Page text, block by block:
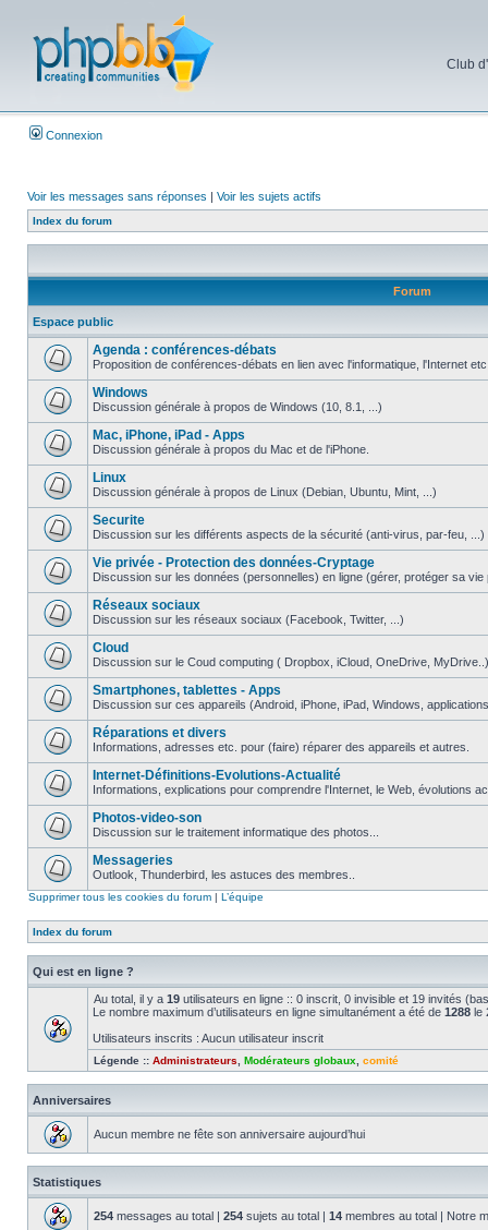
Club
Connexion
Voir les messages sans réponses | Voir les sujets actifs
Index du forum
Forum
Espace public
Agenda : conférences-débats
Proposition de conférences-débats en lien avec l'informatique, l'Internet
Windows
Discussion générale à propos de Windows (10, 8.1, ...)
Mac, iPhone, iPad - Apps
Discussion générale à propos du Mac et de l'iPhone.
Linux
Discussion générale à propos de Linux (Debian, Ubuntu, Mint, ...)
Securite
Discussion sur les différents aspects de la sécurité (anti-virus, par-feu, ...)
Vie privée - Protection des données-Cryptage
Discussion sur les données (personnelles) en ligne (gérer, protéger sa
Réseaux sociaux
Discussion sur les réseaux sociaux (Facebook, Twitter, ...)
Cloud
Discussion sur le Coud computing ( Dropbox, iCloud, OneDrive, MyDrive..)
Smartphones, tablettes - Apps
Discussion sur ces appareils (Android, iPhone, iPad, Windows,
Réparations et divers
Informations, adresses etc. pour (faire) réparer des appareils et autres.
Internet-Définitions-Evolutions-Actualité
Informations, explications pour comprendre l'Internet, le Web, évolutions
Photos-video-son
Discussion sur le traitement informatique des photos...
Messageries
Outlook, Thunderbird, les astuces des membres..
Supprimer tous les cookies du forum | L’équipe
Index du forum
Qui est en ligne ?
Au total, il y a 19 utilisateurs en ligne :: 0 inscrit, 0 invisible et 19 invités
Le nombre maximum d’utilisateurs en ligne simultanément a été de 1288 le
Utilisateurs inscrits : Aucun utilisateur inscrit
Légende :: Administrateurs Modérateurs globaux comité
Anniversaires
Aucun membre ne fête son anniversaire aujourd’hui
Statistiques
254 messages au total | 254 sujets au total | 14 membres au total | Notre